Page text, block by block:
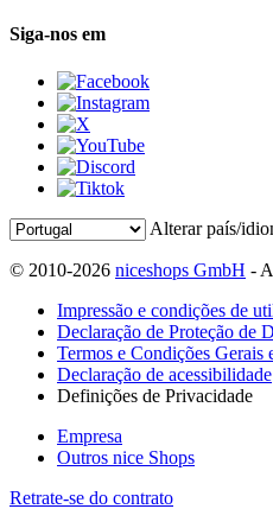
Siga-nos em
Alterar país/
© 2010-2026 niceshops GmbH -
Impressão e condições de
Declaração de Proteção de
Termos e Condições Gerais
Declaração de acessibilidade
Definições de Privacidade
Empresa
Outros nice Shops
Retrate-se do contrato